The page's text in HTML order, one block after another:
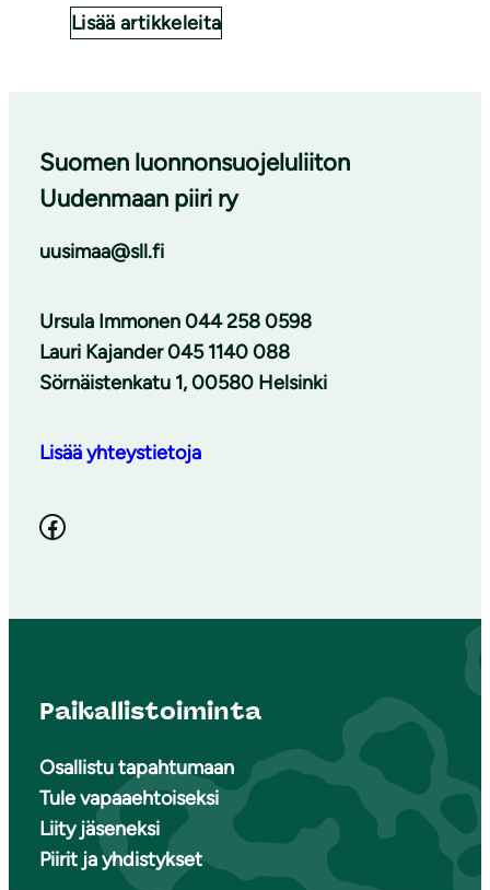
Lisää artikkeleita
Suomen luonnonsuojeluliiton
Uudenmaan piiri ry
uusimaa@sll.fi
Ursula Immonen 044 258 0598
Lauri Kajander 045 1140 088
Sörnäistenkatu 1, 00580 Helsinki
Lisää yhteystietoja
Facebook
Paikallistoiminta
Osallistu tapahtumaan
Tule vapaaehtoiseksi
Liity jäseneksi
Piirit ja yhdistykset